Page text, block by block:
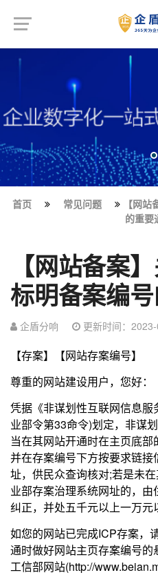
首页 常见问题
【网
的重要
【网站备案
标明备案编
企盾分响 更新时间：
【存案】【网站存案编号】
尊重的网站建设用户，您好：
凭据《非谋划性互联网信息
业部令第33命令)划定，非谋
当在其网站开通时在主页底部
并在存案编号下方按要求链
址，供民众查询核对;若是未
业部存案治理系统网址的，
纠正，并处五千元以上一万元
如您的网站已完成ICP存案，
通时做好网站主页存案编号
工信部网站(http://